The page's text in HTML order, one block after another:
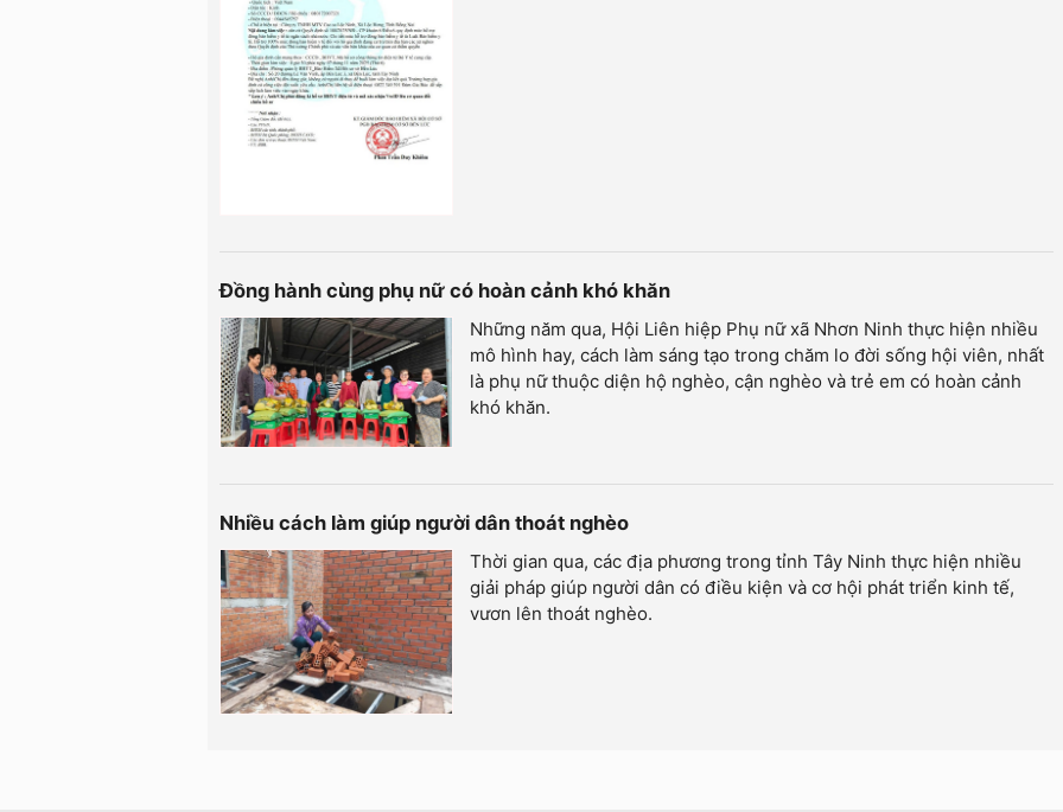
Đồng hành cùng phụ nữ có hoàn cảnh khó khăn
Những năm qua, Hội Liên hiệp Phụ nữ xã Nhơn Ninh thực hiện nhiều
mô hình hay, cách làm sáng tạo trong chăm lo đời sống hội viên, nhất
là phụ nữ thuộc diện hộ nghèo, cận nghèo và trẻ em có hoàn cảnh
khó khăn.
Nhiều cách làm giúp người dân thoát nghèo
Thời gian qua, các địa phương trong tỉnh Tây Ninh thực hiện nhiều
giải pháp giúp người dân có điều kiện và cơ hội phát triển kinh tế,
vươn lên thoát nghèo.